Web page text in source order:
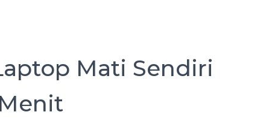
Mati Sendiri